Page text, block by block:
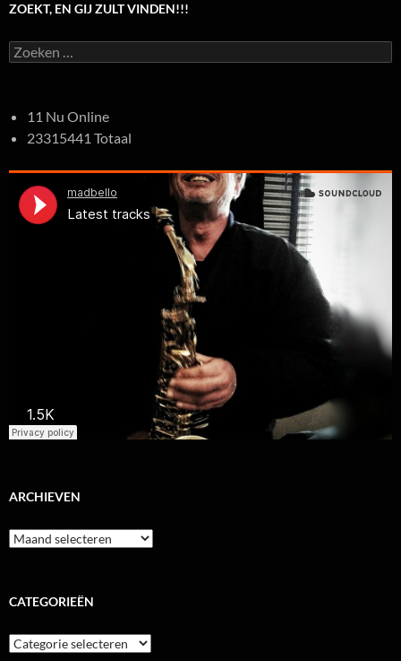
ZOEKT, EN GIJ ZULT VINDEN!!!
Zoeken
naar:
11 Nu Online
23315441 Totaal
ARCHIEVEN
Archieven
CATEGORIEËN
Categorieën